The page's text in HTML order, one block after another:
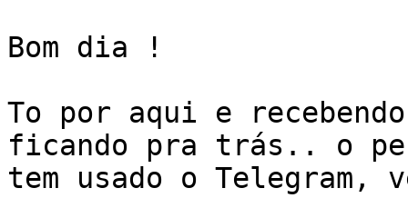
Bom dia !
To por aqui e
ficando pra trás.. o
tem usado o Telegram,